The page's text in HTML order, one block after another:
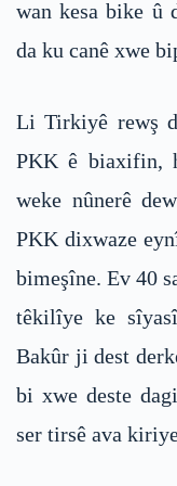
wan kesa bike û
da ku canê xwe
Li Tirkiyê rewş
PKK ê biaxifin,
weke nûnerê
PKK dixwaze
bimeşîne. Ev 40
têkilîye ke
Bakûr ji dest
bi xwe deste
ser tirsê ava